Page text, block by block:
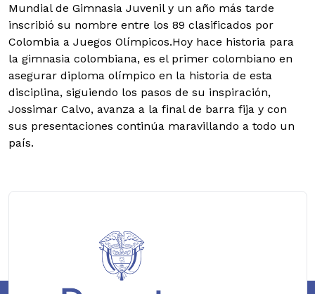
Mundial de Gimnasia Juvenil y un año más tarde
inscribió su nombre entre los 89 clasificados por
Colombia a Juegos Olímpicos.Hoy hace historia para
la gimnasia colombiana, es el primer colombiano en
asegurar diploma olímpico en la historia de esta
disciplina, siguiendo los pasos de su inspiración,
Jossimar Calvo, avanza a la final de barra fija y con
sus presentaciones continúa maravillando a todo un
país.